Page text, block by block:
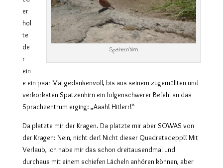
Spatzenhirn
er
hol
te
de
r
ein
e ein paar Mal gedankenvoll, bis aus seinem zugemüllten und
verkorksten Spatzenhirn ein folgenschwerer Befehl an das
Sprachzentrum erging: „Aaah! Hitlerr!“
Da platzte mir der Kragen. Da platzte mir aber SOWAS von
der Kragen: Nein, nicht der! Nicht dieser Quadratsdepp!! Mit
Verlaub, ich habe mir das schon dreitausendmal und
durchaus mit einem schiefen Lächeln anhören können, aber